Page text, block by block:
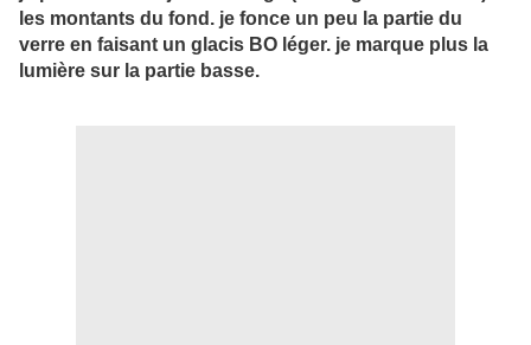
les montants du fond. je fonce un peu la partie du
verre en faisant un glacis BO léger. je marque plus la
lumière sur la partie basse.